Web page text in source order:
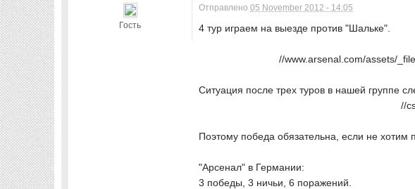
Гость
Отправлено05 November 2012 - 14:05
4 тур играем на выезде против "Шальке".
//www.arsenal.com/assets/
Ситуация после трех туров в нашей группе
//
Поэтому победа обязательна, если не хотим
"Арсенал" в Германии:
3 победы, 3 ничьи, 6 поражений.